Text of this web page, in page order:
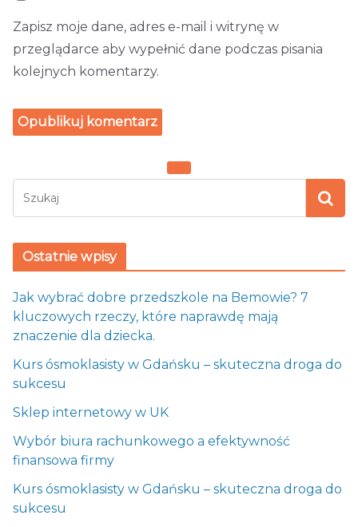
Zapisz moje dane, adres e-mail i witrynę w
przeglądarce aby wypełnić dane podczas pisania
kolejnych komentarzy.
Ostatnie wpisy
Jak wybrać dobre przedszkole na Bemowie? 7
kluczowych rzeczy, które naprawdę mają
znaczenie dla dziecka.
Kurs ósmoklasisty w Gdańsku – skuteczna droga do
sukcesu
Sklep internetowy w UK
Wybór biura rachunkowego a efektywność
finansowa firmy
Kurs ósmoklasisty w Gdańsku – skuteczna droga do
sukcesu